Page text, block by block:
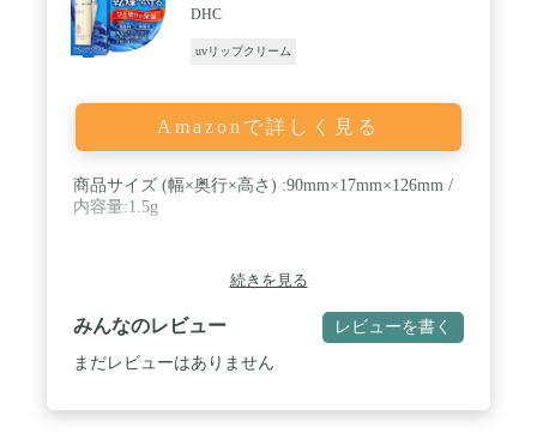
DHC
uvリップクリーム
Amazonで詳しく見る
商品サイズ (幅×奥行×高さ) :90mm×17mm×126mm /
内容量:1.5g
続きを見る
みんなのレビュー レビューを書く
まだレビューはありません